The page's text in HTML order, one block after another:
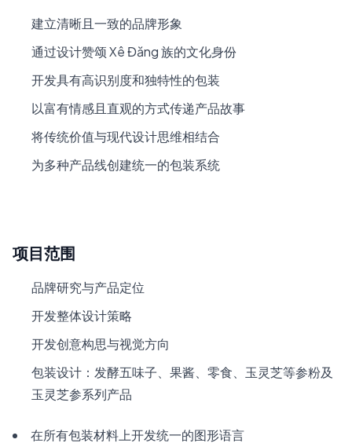
建立清晰且一致的品牌形象
通过设计赞颂 Xê Đăng 族的文化身份
开发具有高识别度和独特性的包装
以富有情感且直观的方式传递产品故事
将传统价值与现代设计思维相结合
为多种产品线创建统一的包装系统
项目范围
品牌研究与产品定位
开发整体设计策略
开发创意构思与视觉方向
包装设计：发酵五味子、果酱、零食、玉灵芝等参粉及
玉灵芝参系列产品
在所有包装材料上开发统一的图形语言